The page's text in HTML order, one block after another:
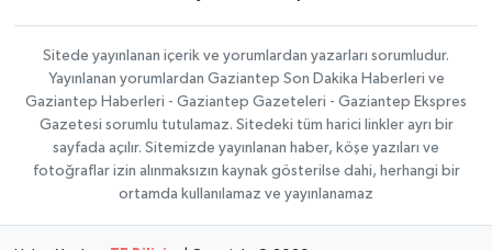
Sitede yayınlanan içerik ve yorumlardan yazarları sorumludur.
Yayınlanan yorumlardan Gaziantep Son Dakika Haberleri ve
Gaziantep Haberleri - Gaziantep Gazeteleri - Gaziantep Ekspres
Gazetesi sorumlu tutulamaz. Sitedeki tüm harici linkler ayrı bir
sayfada açılır. Sitemizde yayınlanan haber, köşe yazıları ve
fotoğraflar izin alınmaksızın kaynak gösterilse dahi, herhangi bir
ortamda kullanılamaz ve yayınlanamaz